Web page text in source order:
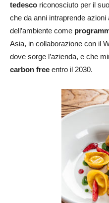
tedesco riconosciuto per il
che da anni intraprende
dell’ambiente come
Asia, in collaborazione con il
dove sorge l’azienda, e che
carbon free entro il 2030.